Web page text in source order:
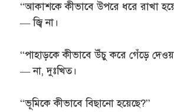
“আকাশকে কীভাবে উপরে ধরে রাখা
— জ্বি না।
“পাহাড়কে কীভাবে উঁচু করে গেঁড়ে
— না, দুঃখিত।
“ভূমিকে কীভাবে বিছানো হয়েছে?”